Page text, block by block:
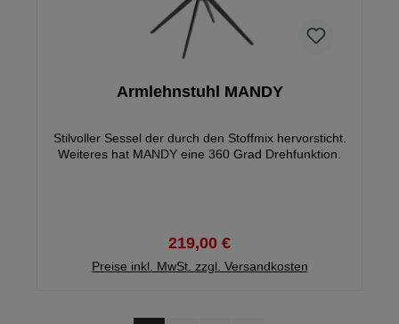
Armlehnstuhl MANDY
Stilvoller Sessel der durch den Stoffmix hervorsticht.
Weiteres hat MANDY eine 360 Grad Drehfunktion.
219,00 €
Preise inkl. MwSt. zzgl. Versandkosten